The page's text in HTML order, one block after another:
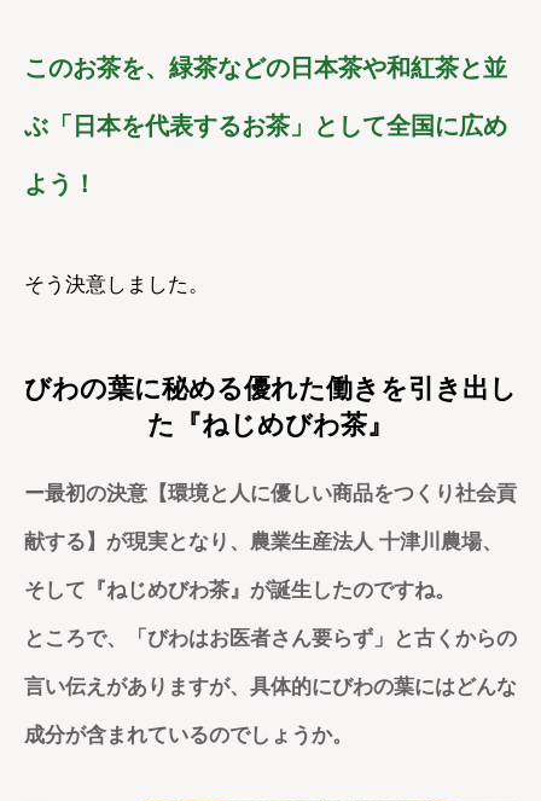
このお茶を、緑茶などの日本茶や和紅茶と並
ぶ「日本を代表するお茶」として全国に広め
よう！
そう決意しました。
びわの葉に秘める優れた働きを引き出し
た『ねじめびわ茶』
ー最初の決意【環境と人に優しい商品をつくり社会貢
献する】が現実となり、農業生産法人 十津川農場、
そして『ねじめびわ茶』が誕生したのですね。
ところで、「びわはお医者さん要らず」と古くからの
言い伝えがありますが、具体的にびわの葉にはどんな
成分が含まれているのでしょうか。